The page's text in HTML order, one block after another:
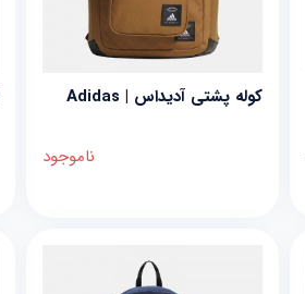
کوله پشتی آدیداس | Adidas
ناموجود